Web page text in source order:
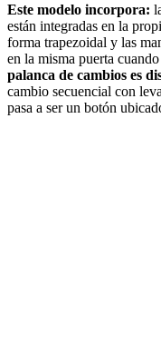
Este modelo incorpora:
están integradas en la
forma trapezoidal y las
en la misma puerta
palanca de cambios es
cambio secuencial con
pasa a ser un botón